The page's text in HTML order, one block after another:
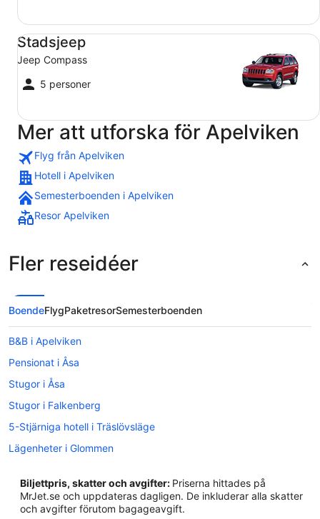
Stadsjeep
Jeep Compass
5 personer
Stadsjeep Jeep Compass
Mer att utforska för Apelviken
Flyg från Apelviken
Hotell i Apelviken
Semesterboenden i Apelviken
Resor Apelviken
Fler reseidéer
BoendeFlygPaketresorSemesterboenden
B&B i Apelviken
Pensionat i Åsa
Stugor i Åsa
Stugor i Falkenberg
5-Stjärniga hotell i Träslövsläge
Lägenheter i Glommen
Hotell i Apelviken
Hotell i Åsa
Biljettpris, skatter och avgifter: Priserna hittades på
MrJet.se och uppdateras dagligen. De inkluderar alla skatter
och avgifter förutom bagageavgift.